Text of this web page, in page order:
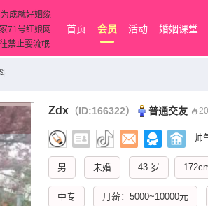
成就好姻缘
71号红娘网
禁止耍流氓
首页 会员 活动 婚姻课堂
Zdx （ID:166322） 普通交友
帅
男 未婚 43 岁
中专 月薪：5000~10000元